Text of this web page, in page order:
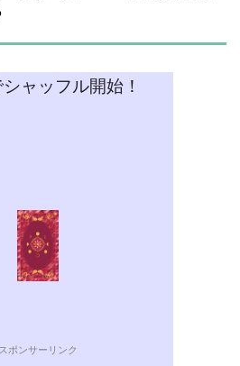
ャッフル開始！
スポンサーリンク